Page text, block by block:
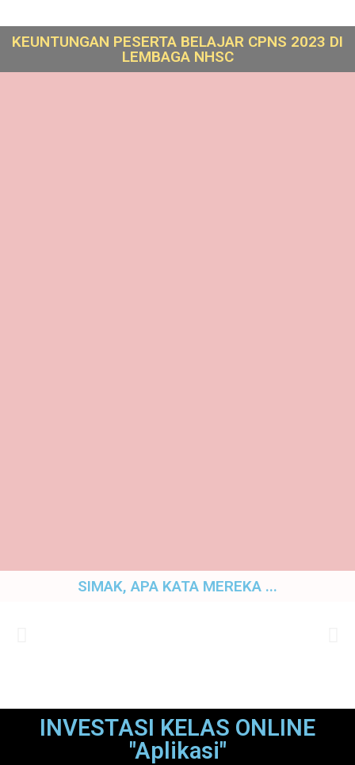
KEUNTUNGAN PESERTA BELAJAR CPNS 2023 DI
LEMBAGA NHSC
SIMAK, APA KATA MEREKA ...
INVESTASI KELAS ONLINE
"Aplikasi"